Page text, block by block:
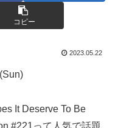
コピー
2023.05.22
It Deserve To Be
#221って人気で話題